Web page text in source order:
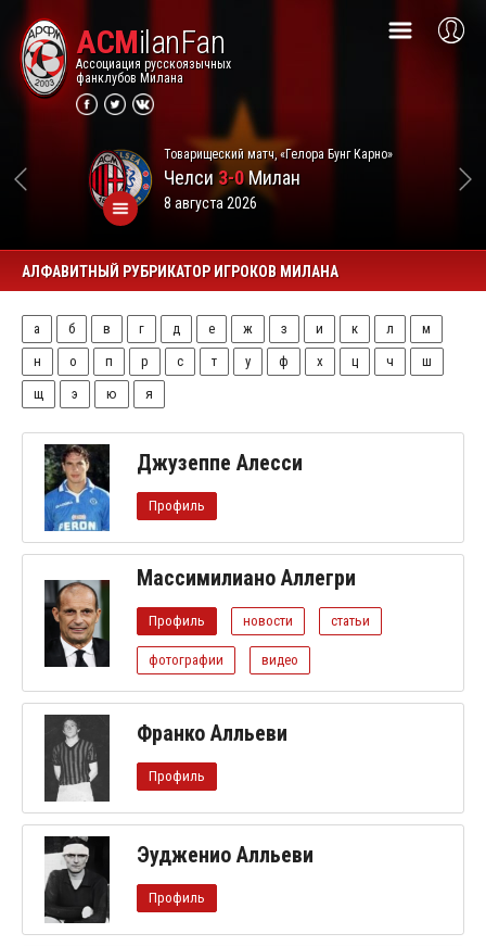
ACMilanFan
Ассоциация русскоязычных
фанклубов Милана
Товарищеский матч, «Гелора Бунг Карно»
Челси3-0Милан
8 августа 2026
АЛФАВИТНЫЙ РУБРИКАТОР ИГРОКОВ МИЛАНА
а б в г д е ж з и к л
м
н
о п р с т у ф х ц ч
ш
щ
э ю я
Джузеппе Алесси
Профиль
Массимилиано Аллегри
Профиль новости статьи
фотографии видео
Франко Алльеви
Профиль
Эудженио Алльеви
Профиль